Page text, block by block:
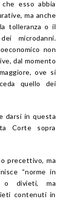
esso abbia
ma anche
tolleranza o il
microdanni.
non
dal momento
ove si
quello dei
darsi in questa
Corte sopra
precettivo, ma
“norme in
o divieti, ma
contenuti in